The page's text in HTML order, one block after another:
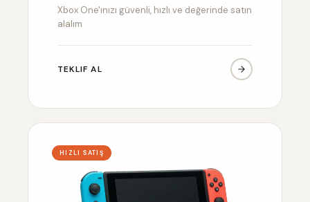
Xbox One'ınızı güvenli, hızlı ve değerinde satın
alalım
TEKLIF AL
HIZLI SATIŞ